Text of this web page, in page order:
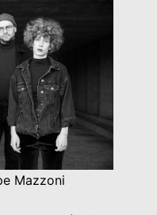
Mazzoni